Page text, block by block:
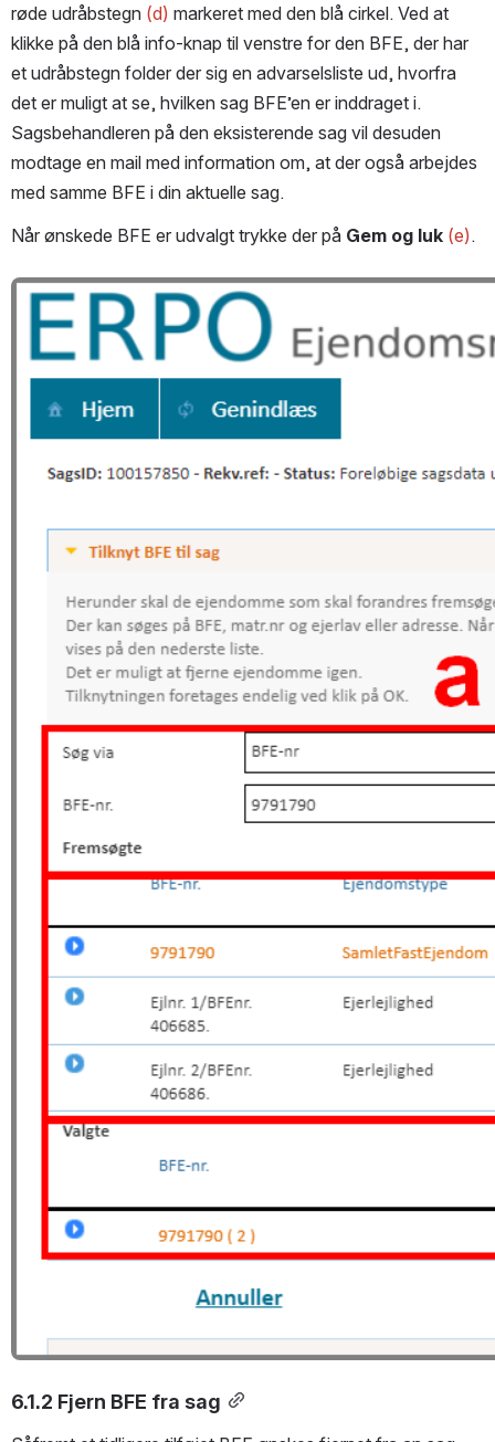
røde udråbstegn (d) markeret med den blå cirkel. Ved at
klikke på den blå info-knap til venstre for den BFE, der har
et udråbstegn folder der sig en advarselsliste ud, hvorfra
det er muligt at se, hvilken sag BFE’en er inddraget i.
Sagsbehandleren på den eksisterende sag vil desuden
modtage en mail med information om, at der også arbejdes
med samme BFE i din aktuelle sag.
Når ønskede BFE er udvalgt trykke der på Gem og luk (e) .
Open
6.1.2 Fjern BFE fra sag